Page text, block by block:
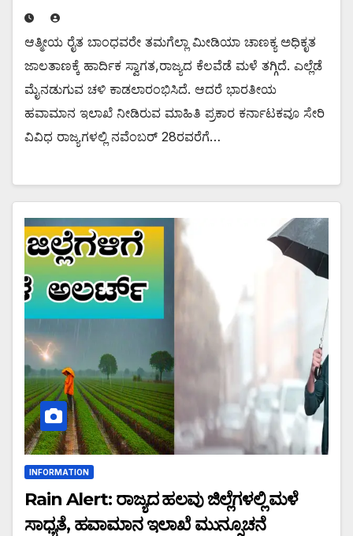
ಆತ್ಮೀಯ ರೈತ ಬಾಂಧವರೇ ತಮಗೆಲ್ಲಾ ಮೀಡಿಯಾ ಚಾಣಕ್ಯ ಅಧಿಕೃತ
ಜಾಲತಾಣಕ್ಕೆ ಹಾರ್ದಿಕ ಸ್ವಾಗತ,ರಾಜ್ಯದ ಕೆಲವೆಡೆ ಮಳೆ ತಗ್ಗಿದೆ. ಎಲ್ಲೆಡೆ
ಮೈನಡುಗುವ ಚಳಿ ಕಾಡಲಾರಂಭಿಸಿದೆ. ಆದರೆ ಭಾರತೀಯ
ಹವಾಮಾನ ಇಲಾಖೆ ನೀಡಿರುವ ಮಾಹಿತಿ ಪ್ರಕಾರ ಕರ್ನಾಟಕವೂ ಸೇರಿ
ವಿವಿಧ ರಾಜ್ಯಗಳಲ್ಲಿ ನವೆಂಬರ್‌ 28ರವರೆಗೆ…
INFORMATION
Rain Alert: ರಾಜ್ಯದ ಹಲವು ಜಿಲ್ಲೆಗಳಲ್ಲಿ ಮಳೆ
ಸಾಧ್ಯತೆ, ಹವಾಮಾನ ಇಲಾಖೆ ಮುನ್ಸೂಚನೆ